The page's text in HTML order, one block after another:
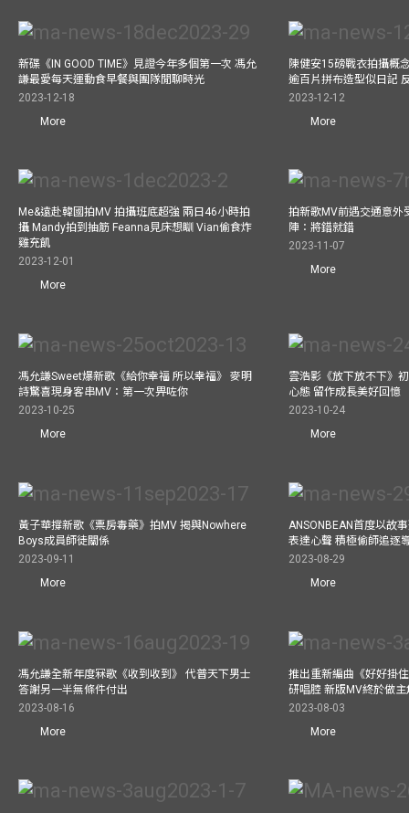
新碟《IN GOOD TIME》見證今年多個第一次 馮允
謙最愛每天運動食早餐與團隊閒聊時光
2023-12-18
More
陳健安15磅戰衣拍攝概
逾百片拼布造型似日記
2023-12-12
More
Me&遠赴韓國拍MV 拍攝班底超強 兩日46小時拍
攝 Mandy拍到抽筋 Feanna見床想瞓 Vian偷食炸
雞充飢
2023-12-01
More
拍新歌MV前遇交通意外
陣：將錯就錯
2023-11-07
More
馮允謙Sweet爆新歌《給你幸福 所以幸福》 麥明
詩驚喜現身客串MV：第一次畀咗你
2023-10-25
More
雲浩影《放下放不下》
心態 留作成長美好回憶
2023-10-24
More
黃子華撐新歌《票房毒藥》拍MV 揭與Nowhere
Boys成員師徒關係
2023-09-11
More
ANSONBEAN首度以故
表達心聲 積極偷師追逐
2023-08-29
More
馮允謙全新年度冧歌《收到收到》 代普天下男士
答謝另一半無條件付出
2023-08-16
More
推出重新編曲《好好掛
研唱腔 新版MV終於做主
2023-08-03
More